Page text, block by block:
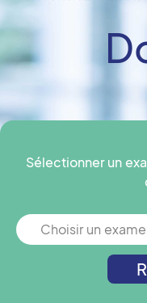
Sélectionner un
Choisir un